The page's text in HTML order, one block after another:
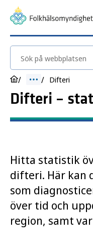
Sök på webbplatsen
Difteri
Difteri –
Hitta statistik
difteri. Här kan
som
över tid och
region, samt